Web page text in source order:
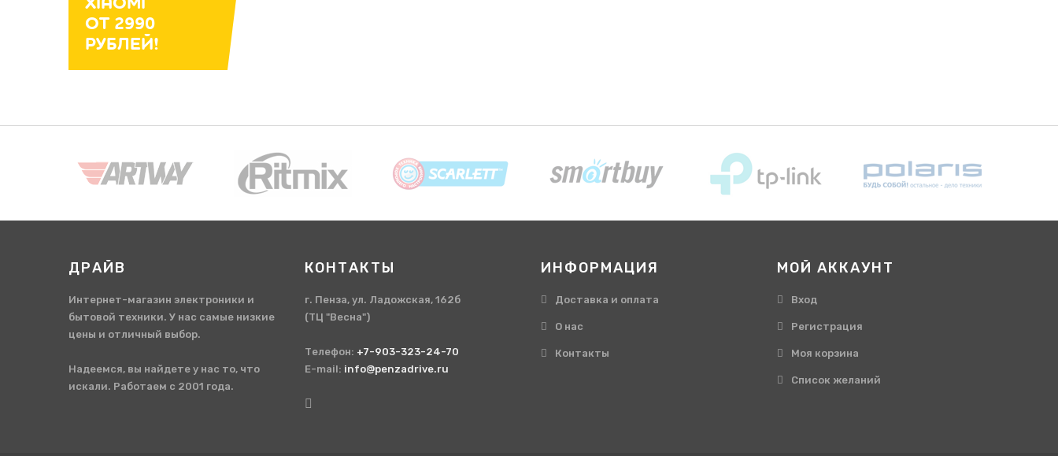
ОТ 2990
РУБЛЕЙ!
ДРАЙВ
Интернет-магазин электроники и
бытовой техники. У нас самые низкие
цены и отличный выбор.
Надеемся, вы найдете у нас то, что
искали. Работаем с 2001 года.
КОНТАКТЫ
г. Пенза, ул. Ладожская, 162б
(ТЦ "Весна")
Телефон: +7-903-323-24-70
E-mail: info@penzadrive.ru
ИНФОРМАЦИЯ
Доставка и оплата
О нас
Контакты
МОЙ АККАУНТ
Вход
Регистрация
Моя корзина
Cписок желаний